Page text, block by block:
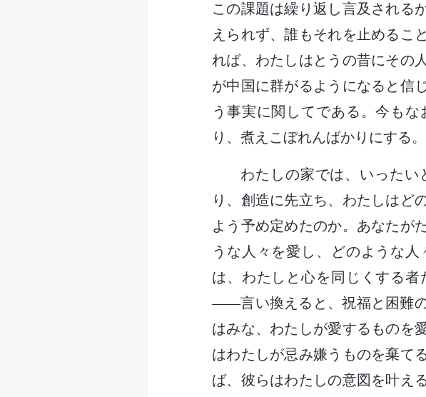
この課題は繰り返し言及される
えられず、誰もそれを止めるこ
れば、わたしはとうの昔にその
が中国に群がるようになると信
う事実に関してである。今も
り、煮えこぼれんばかりにする。
わたしの家では、いったい
り、創造に先立ち、わたしはど
よう予め定めたのか。あなたが
うな人々を愛し、どのような
は、わたしと心を同じくする
――言い換えると、祝福と困難
はみな、わたしが愛するものを
はわたしが忌み嫌うものを棄て
ば、彼らはわたしの意図を叶え